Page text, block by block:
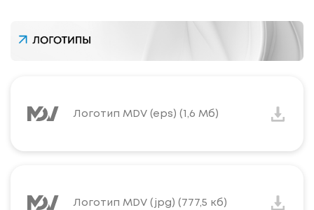
Логотип MDV (eps) (1,6 Мб)
Логотип MDV (jpg) (777,5 кб)